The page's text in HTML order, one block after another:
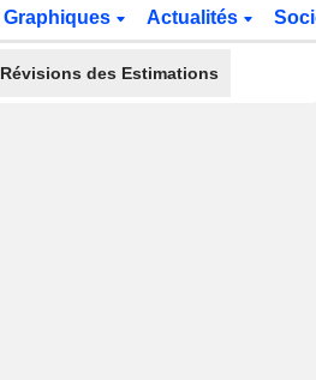
Graphiques Actualités
Révisions des Estimations